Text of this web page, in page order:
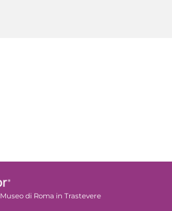
Museo di Roma in Trastevere